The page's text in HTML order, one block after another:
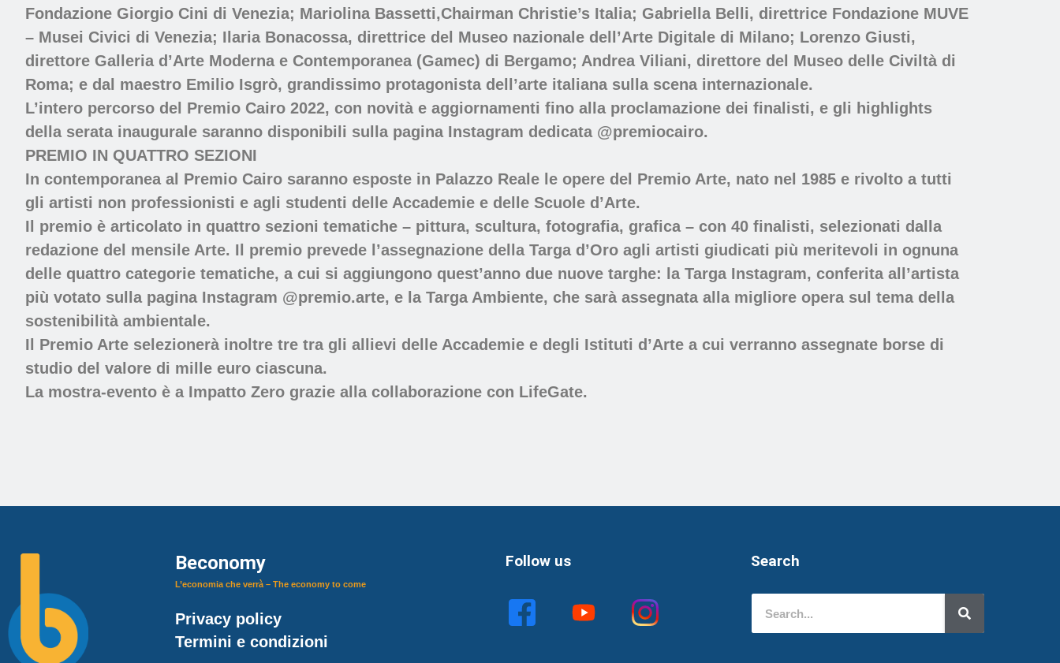
Fondazione Giorgio Cini di Venezia; Mariolina Bassetti,Chairman Christie’s Italia; Gabriella Belli, direttrice Fondazione MUVE
– Musei Civici di Venezia; Ilaria Bonacossa, direttrice del Museo nazionale dell’Arte Digitale di Milano; Lorenzo Giusti,
direttore Galleria d’Arte Moderna e Contemporanea (Gamec) di Bergamo; Andrea Viliani, direttore del Museo delle Civiltà di
Roma; e dal maestro Emilio Isgrò, grandissimo protagonista dell’arte italiana sulla scena internazionale.
L’intero percorso del Premio Cairo 2022, con novità e aggiornamenti fino alla proclamazione dei finalisti, e gli highlights
della serata inaugurale saranno disponibili sulla pagina Instagram dedicata @premiocairo.
PREMIO IN QUATTRO SEZIONI
In contemporanea al Premio Cairo saranno esposte in Palazzo Reale le opere del Premio Arte, nato nel 1985 e rivolto a tutti
gli artisti non professionisti e agli studenti delle Accademie e delle Scuole d’Arte.
Il premio è articolato in quattro sezioni tematiche – pittura, scultura, fotografia, grafica – con 40 finalisti, selezionati dalla
redazione del mensile Arte. Il premio prevede l’assegnazione della Targa d’Oro agli artisti giudicati più meritevoli in ognuna
delle quattro categorie tematiche, a cui si aggiungono quest’anno due nuove targhe: la Targa Instagram, conferita all’artista
più votato sulla pagina Instagram @premio.arte, e la Targa Ambiente, che sarà assegnata alla migliore opera sul tema della
sostenibilità ambientale.
Il Premio Arte selezionerà inoltre tre tra gli allievi delle Accademie e degli Istituti d’Arte a cui verranno assegnate borse di
studio del valore di mille euro ciascuna.
La mostra-evento è a Impatto Zero grazie alla collaborazione con LifeGate.
Beconomy
L’economia che verrà – The economy to come
Privacy policy
Termini e condizioni
Follow us Search